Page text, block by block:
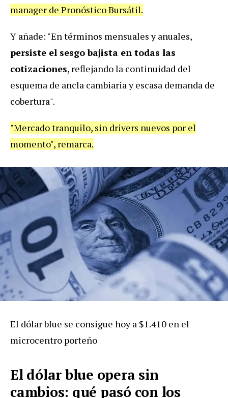
manager de Pronóstico Bursátil.
Y añade: "En términos mensuales y anuales,
persiste el sesgo bajista en todas las
cotizaciones, reflejando la continuidad del
esquema de ancla cambiaria y escasa demanda de
cobertura".
"Mercado tranquilo, sin drivers nuevos por el
momento", remarca.
El dólar blue se consigue hoy a $1.410 en el
microcentro porteño
El dólar blue opera sin
cambios: qué pasó con los